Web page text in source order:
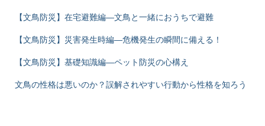
【文鳥防災】在宅避難編―文鳥と一緒におうちで避難
【文鳥防災】災害発生時編―危機発生の瞬間に備える！
【文鳥防災】基礎知識編―ペット防災の心構え
文鳥の性格は悪いのか？誤解されやすい行動から性格を知ろう